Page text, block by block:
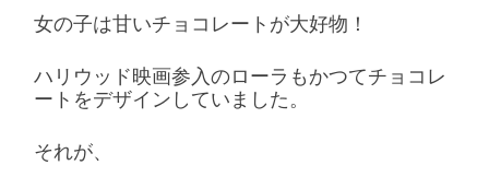
女の子は甘いチョコレートが大好物！
ハリウッド映画参入のローラもかつてチョコレ
ートをデザインしていました。
それが、